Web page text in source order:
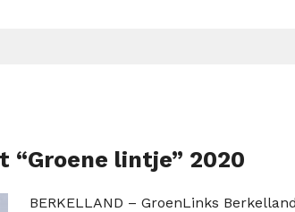
“Groene lintje” 2020
BERKELLAND – GroenLinks